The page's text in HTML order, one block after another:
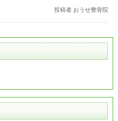
投稿者 おうせ整骨院